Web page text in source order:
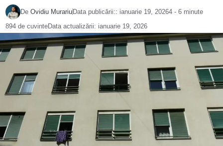
De Ovidiu Murariu Data publicării:: ianuarie 19, 20264 - 6 minute
894 de cuvinteData actualizării: ianuarie 19, 2026